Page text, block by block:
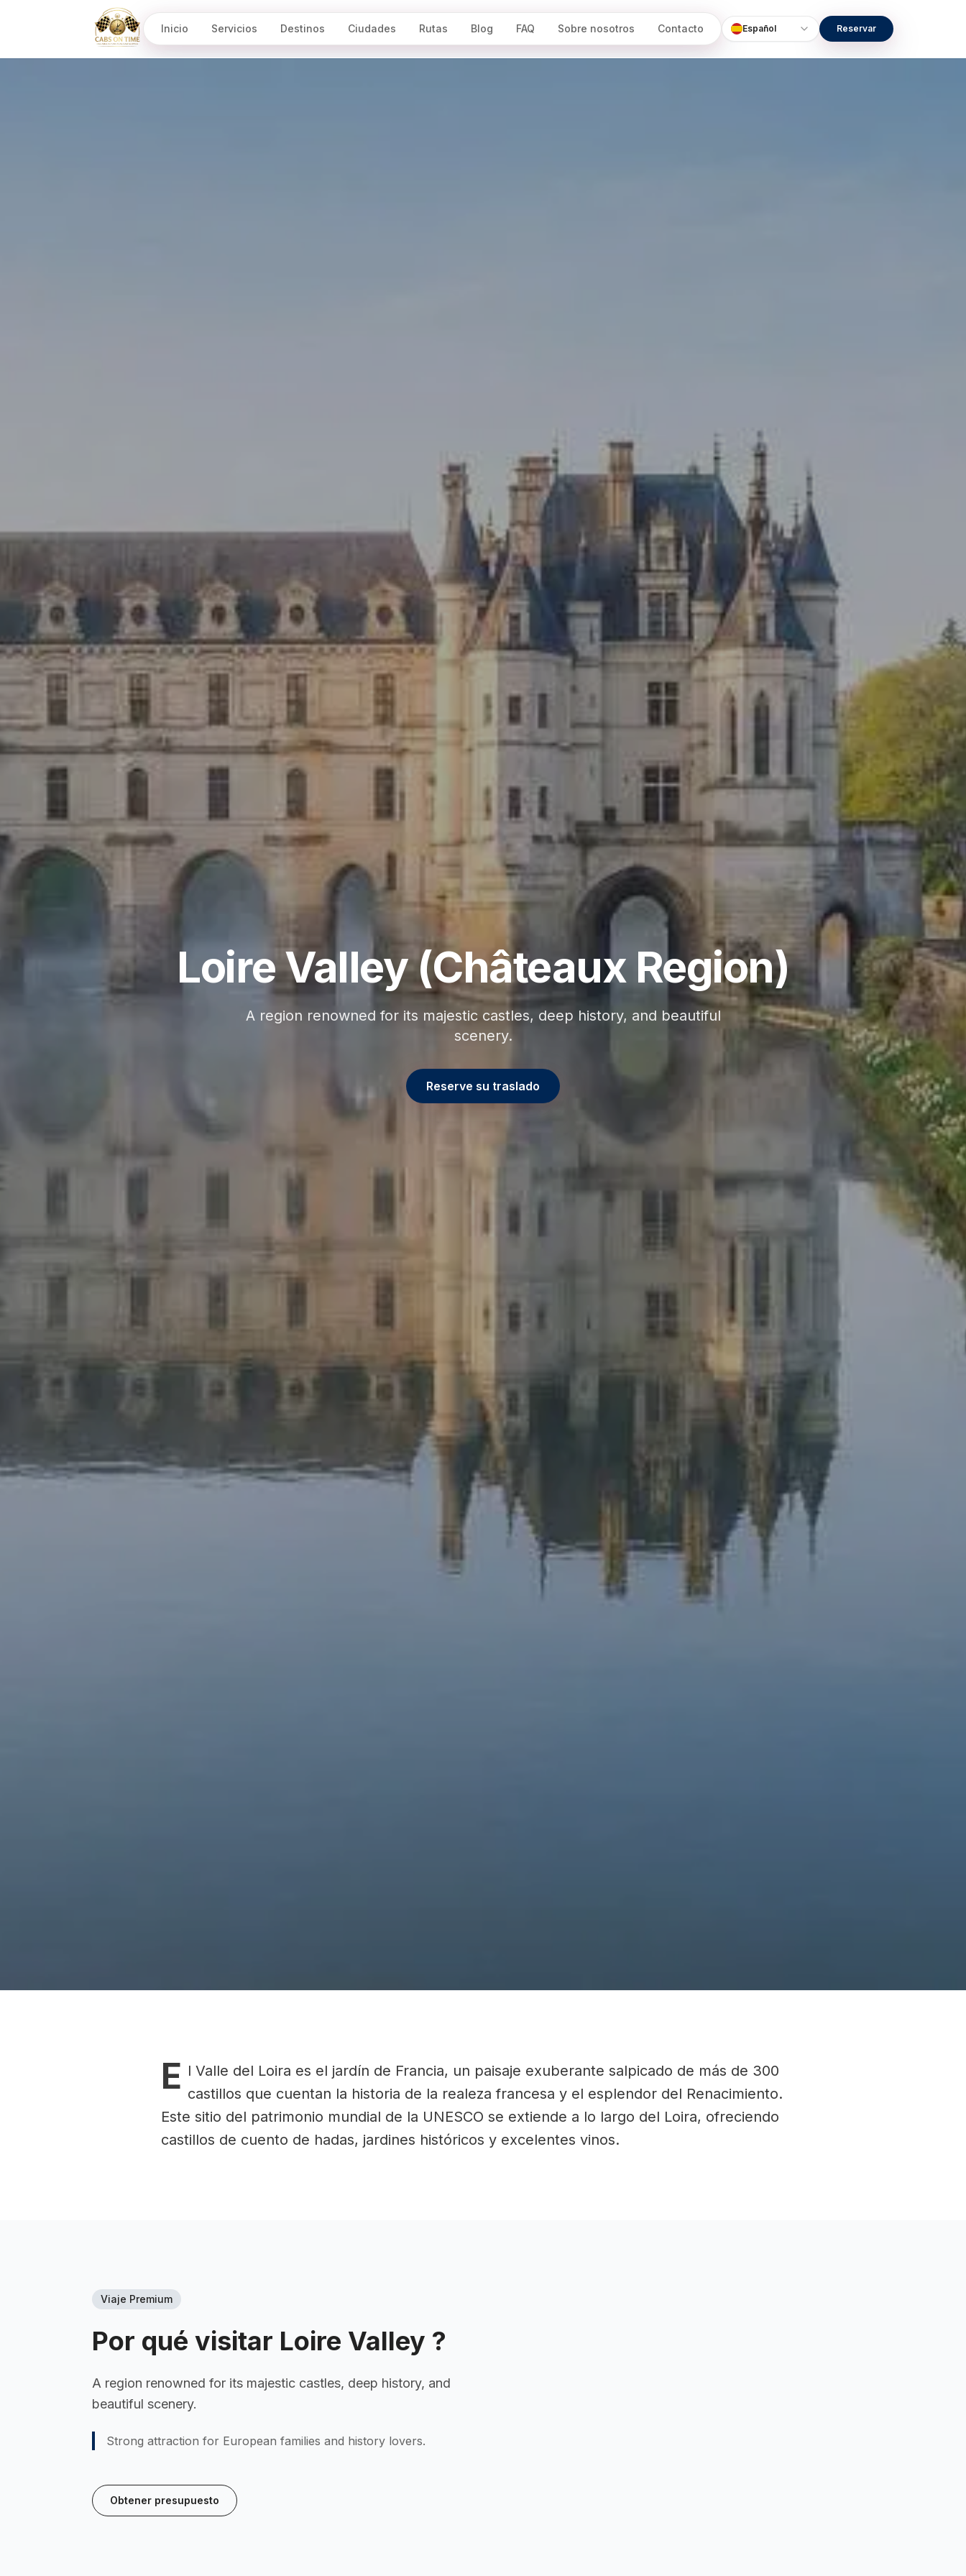
CabsOnTime
Inicio Servicios Destinos Ciudades Rutas Blog FAQ Sobre nosotros Contacto Language
Español Reservar
Loire Valley (Châteaux Region)
A region renowned for its majestic castles, deep history, and beautiful
scenery.
Reserve su traslado
E l Valle del Loira es el jardín de Francia, un paisaje exuberante salpicado de más de 300
castillos que cuentan la historia de la realeza francesa y el esplendor del Renacimiento.
Este sitio del patrimonio mundial de la UNESCO se extiende a lo largo del Loira, ofreciendo
castillos de cuento de hadas, jardines históricos y excelentes vinos.
Viaje Premium
Por qué visitar Loire Valley ?
A region renowned for its majestic castles, deep history, and
beautiful scenery.
Strong attraction for European families and history lovers.
Obtener presupuesto